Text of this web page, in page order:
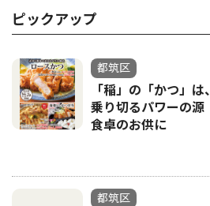
ピックアップ
都筑区
「稲」の「かつ」
乗り切るパワーの
食卓のお供に
都筑区